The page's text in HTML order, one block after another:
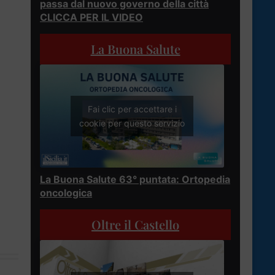
passa dal nuovo governo della città
CLICCA PER IL VIDEO
La Buona Salute
Fai clic per accettare i
cookie per questo servizio
La Buona Salute 63° puntata: Ortopedia
oncologica
Oltre il Castello